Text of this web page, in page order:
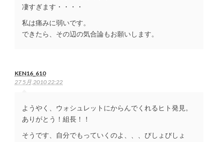
凄すぎます・・・・
私は痛みに弱いです。
できたら、その辺の気合論もお願いします。
KEN16_610
27 5月,2010 22:22
ようやく、ウォシュレットにからんでくれるヒト発見。
ありがとう！組長！！
そうです、自分でもっていくのよ、、、びしょびしょ